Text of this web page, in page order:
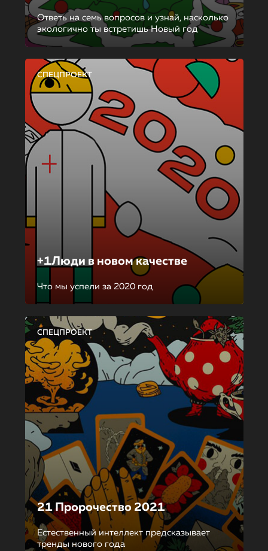
Ответь на семь вопросов и узнай, насколько
экологично ты встретишь Новый год
СПЕЦПРОЕКТ
+1Люди в новом качестве
Что мы успели за 2020 год
СПЕЦПРОЕКТ
21 Пророчество 2021
Естественный интеллект предсказывает
тренды нового года